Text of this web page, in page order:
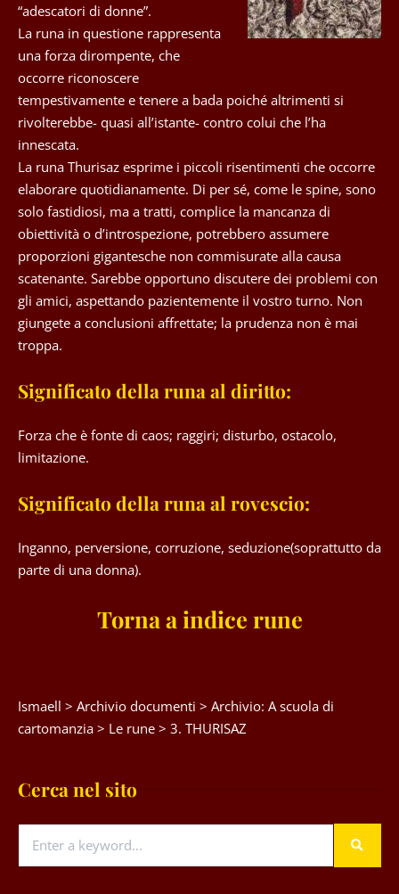
“adescatori di donne”.
La runa in questione rappresenta
una forza dirompente, che
occorre riconoscere
tempestivamente e tenere a bada poiché altrimenti si
rivolterebbe- quasi all’istante- contro colui che l’ha
innescata.
La runa Thurisaz esprime i piccoli risentimenti che occorre
elaborare quotidianamente. Di per sé, come le spine, sono
solo fastidiosi, ma a tratti, complice la mancanza di
obiettività o d’introspezione, potrebbero assumere
proporzioni gigantesche non commisurate alla causa
scatenante. Sarebbe opportuno discutere dei problemi con
gli amici, aspettando pazientemente il vostro turno. Non
giungete a conclusioni affrettate; la prudenza non è mai
troppa.
Significato della runa al diritto:
Forza che è fonte di caos; raggiri; disturbo, ostacolo,
limitazione.
Significato della runa al rovescio:
Inganno, perversione, corruzione, seduzione(soprattutto da
parte di una donna).
Torna a indice rune
Ismaell > Archivio documenti > Archivio: A scuola di
cartomanzia > Le rune > 3. THURISAZ
Cerca nel sito